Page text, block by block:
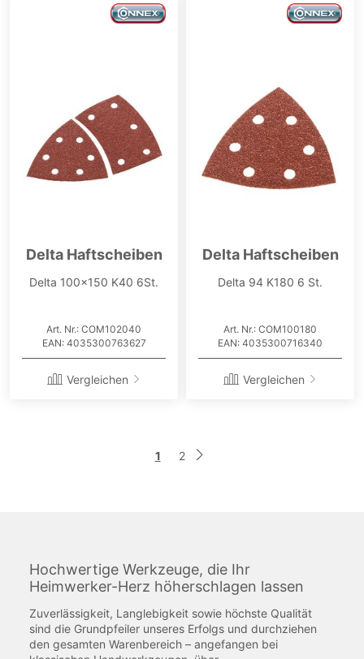
Delta Haftscheiben
Delta 100x150 K40 6St.
Art. Nr.: COM102040
EAN: 4035300763627
Vergleichen
Delta Haftscheiben
Delta 94 K180 6 St.
Art. Nr.: COM100180
EAN: 4035300716340
Vergleichen
Sie
1 Seite
2 Seite
Weiter
Hochwertige Werkzeuge, die Ihr
Heimwerker-Herz höherschlagen lassen
Zuverlässigkeit, Langlebigkeit sowie höchste Qualität
sind die Grundpfeiler unseres Erfolgs und durchziehen
den gesamten Warenbereich – angefangen bei